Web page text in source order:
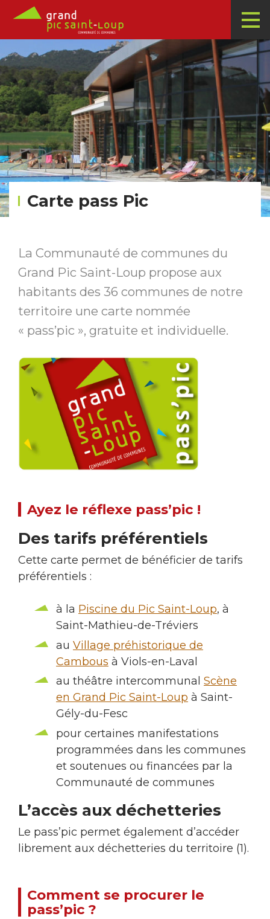
Carte pass Pic
La Communauté de communes du
Grand Pic Saint-Loup propose aux
habitants des 36 communes de notre
territoire une carte nommée
« pass’pic », gratuite et individuelle.
Ayez le réflexe pass’pic !
Des tarifs préférentiels
Cette carte permet de bénéficier de tarifs
préférentiels :
à la Piscine du Pic Saint-Loup, à
Saint-Mathieu-de-Tréviers
au Village préhistorique de
Cambous à Viols-en-Laval
au théâtre intercommunal Scène
en Grand Pic Saint-Loup à Saint-
Gély-du-Fesc
pour certaines manifestations
programmées dans les communes
et soutenues ou financées par la
Communauté de communes
L’accès aux déchetteries
Le pass’pic permet également d’accéder
librement aux déchetteries du territoire (1).
Comment se procurer le
pass’pic ?